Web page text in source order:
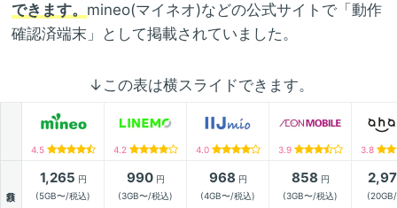
できます。 mineo(マイネオ)などの公式サイトで「動作
確認済端末」として掲載されていました。
↓この表は横スライドできます。
4.5 4.2 4.0 3.9 3.8
1,265 円
(5GB〜/税込)
990円
(3GB〜/税込)
968 円
(4GB〜/税込)
858 円
(3GB〜/税込)